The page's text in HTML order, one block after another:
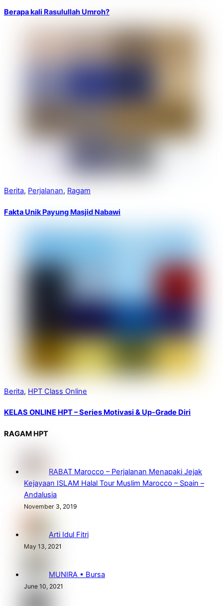
Berapa kali Rasulullah Umroh?
Berita, Perjalanan, Ragam
Fakta Unik Payung Masjid Nabawi
Berita, HPT Class Online
KELAS ONLINE HPT – Series Motivasi & Up-Grade Diri
RAGAM HPT
RABAT Marocco – Perjalanan Menapaki Jejak
Kejayaan ISLAM Halal Tour Muslim Marocco – Spain –
Andalusia
November 3, 2019
Arti Idul Fitri
May 13, 2021
MUNIRA • Bursa
June 10, 2021